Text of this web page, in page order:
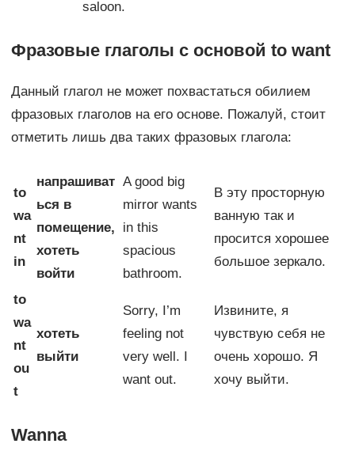
saloon.
Фразовые глаголы с основой to want
Данный глагол не может похвастаться обилием
фразовых глаголов на его основе. Пожалуй, стоит
отметить лишь два таких фразовых глагола:
to
wa
nt
in
напрашиват
ься в
помещение,
хотеть
войти
A good big
mirror wants
in this
spacious
bathroom.
В эту просторную
ванную так и
просится хорошее
большое зеркало.
to
wa
nt
ou
t
хотеть
выйти
Sorry, I’m
feeling not
very well. I
want out.
Извините, я
чувствую себя не
очень хорошо. Я
хочу выйти.
Wanna